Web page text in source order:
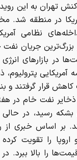
تهران به این
در منطقه شد.
نظامی
جریان نفت
در بازارهای انرژی
پترولیوم،
قرار گرفتند و
نفت خام در
یافت و به میزان 9.12 میلیون بشکه
را ثبت کردند. بر اساس خبری
اروپا را تقویت
را بالا ببرد.